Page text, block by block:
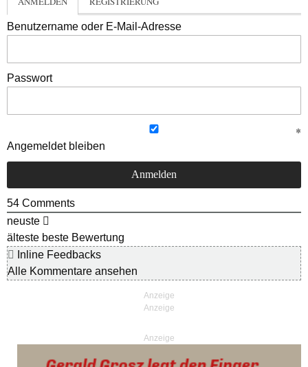
Benutzername oder E-Mail-Adresse
Passwort
Angemeldet bleiben
54 Comments
neuste
älteste beste Bewertung
Inline Feedbacks
Alle Kommentare ansehen
Anzeige